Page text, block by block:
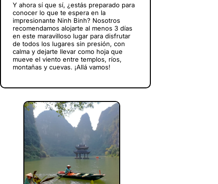
Y ahora sí que sí, ¿estás preparado para
conocer lo que te espera en la
impresionante Ninh Binh? Nosotros
recomendamos alojarte al menos 3 días
en este maravilloso lugar para disfrutar
de todos los lugares sin presión, con
calma y dejarte llevar como hoja que
mueve el viento entre templos, ríos,
montañas y cuevas. ¡Allá vamos!